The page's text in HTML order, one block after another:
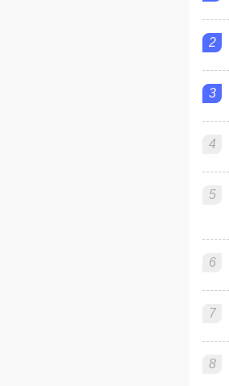
2
3
4
5
6
7
8